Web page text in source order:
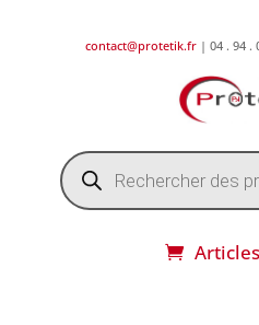
contact@protetik.fr | 04 . 94 .
Recherche
de
produits